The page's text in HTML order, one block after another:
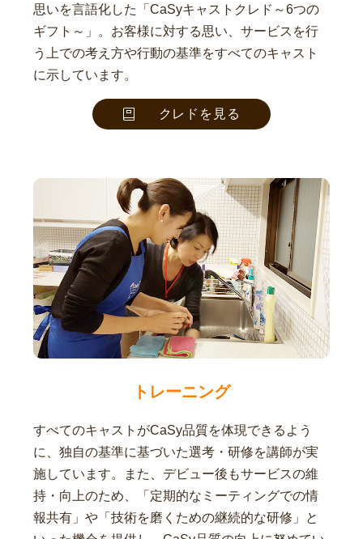
思いを言語化した「CaSyキャストクレド～6つの
ギフト～」。お客様に対する思い、サービスを行
う上での考え方や行動の基準をすべてのキャスト
に示しています。
クレドを見る
トレーニング
すべてのキャストがCaSy品質を体現できるよう
に、独自の基準に基づいた選考・研修を講師が実
施しています。また、デビュー後もサービスの維
持・向上のため、「定期的なミーティングでの情
報共有」や「技術を磨くための継続的な研修」と